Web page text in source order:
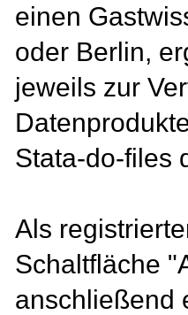
einen
oder Berlin,
jeweils zur
Stata-do-files
Als
Schaltfläche
anschließend